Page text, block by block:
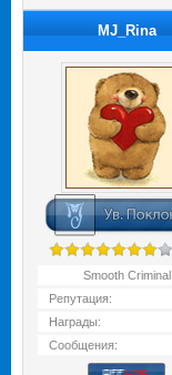
MJ_Rina
Smooth Criminal
Репутация:
Награды:
Сообщения: